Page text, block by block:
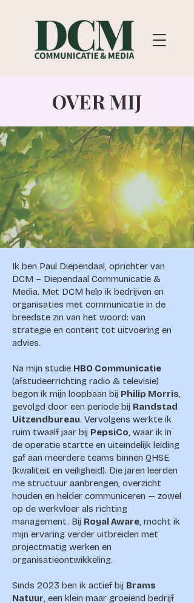
OVER MIJ
Ik ben Paul Diependaal, oprichter van
DCM – Diependaal Communicatie &
Media. Met DCM help ik bedrijven en
organisaties met communicatie in de
breedste zin van het woord: van
strategie en content tot uitvoering en
advies.
Na mijn studie HBO Communicatie
(afstudeerrichting radio & televisie)
begon ik mijn loopbaan bij Philip Morris,
gevolgd door een periode bij Randstad
Uitzendbureau. Vervolgens werkte ik
ruim twaalf jaar bij PepsiCo, waar ik in
de operatie startte en uiteindelijk leiding
gaf aan meerdere teams binnen QHSE
(kwaliteit en veiligheid). Die jaren leerden
me structuur aanbrengen, overzicht
houden en helder communiceren — zowel
op de werkvloer als richting
management. Bij Royal Aware, mocht ik
mijn ervaring verder uitbreiden met
projectmatig werken en
organisatieontwikkeling.
Sinds 2023 ben ik actief bij Brams
Natuur, een klein maar groeiend bedrijf